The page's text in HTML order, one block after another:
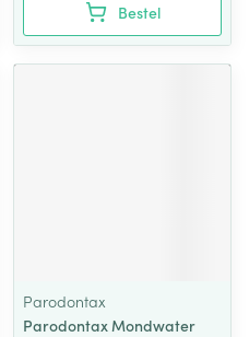
Bestel
Parodontax
Parodontax Mondwater